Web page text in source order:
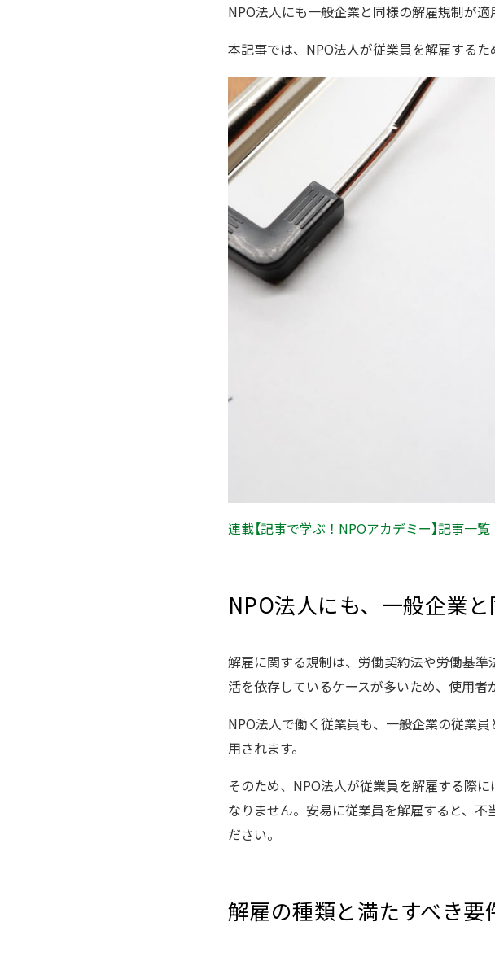
NPO法人にも一般企業と同様の解雇規制が
本記事では、NPO法人が従業員を解雇する
連載【記事で学ぶ！NPOアカデミー】記事一覧
NPO法人にも、一般企業
解雇に関する規制は、労働契約法や労働基
活を依存しているケースが多いため、使用者
NPO法人で働く従業員も、一般企業の従業
用されます。
そのため、NPO法人が従業員を解雇する際
なりません。安易に従業員を解雇すると、
ださい。
解雇の種類と満たすべき要